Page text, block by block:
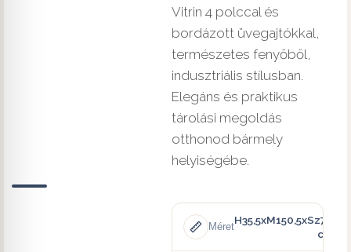
Vitrin 4 polccal és
bordázott üvegajtókkal,
természetes fenyőből,
indusztriális stílusban.
Elegáns és praktikus
tárolási megoldás
otthonod bármely
helyiségébe.
Méret
H35,5xM150,5xSz70
cm